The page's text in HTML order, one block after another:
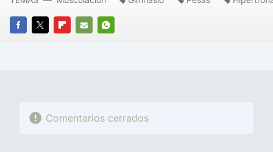
FACEBOOK
TWITTERFLIPBOARD
E-
WHATSAPP
Comentarios cerrados